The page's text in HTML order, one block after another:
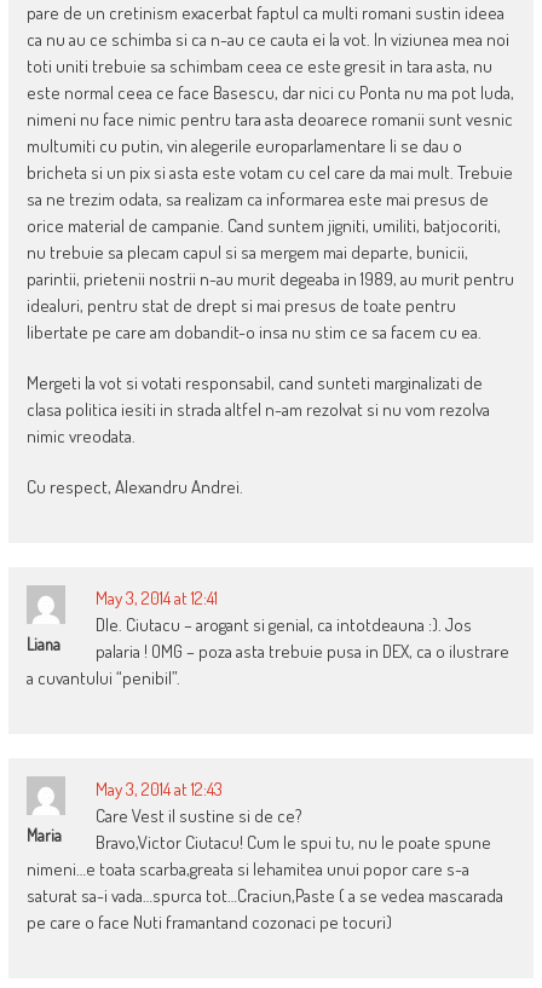
pare de un cretinism exacerbat faptul ca multi romani sustin ideea
ca nu au ce schimba si ca n-au ce cauta ei la vot. In viziunea mea noi
toti uniti trebuie sa schimbam ceea ce este gresit in tara asta, nu
este normal ceea ce face Basescu, dar nici cu Ponta nu ma pot luda,
nimeni nu face nimic pentru tara asta deoarece romanii sunt vesnic
multumiti cu putin, vin alegerile europarlamentare li se dau o
bricheta si un pix si asta este votam cu cel care da mai mult. Trebuie
sa ne trezim odata, sa realizam ca informarea este mai presus de
orice material de campanie. Cand suntem jigniti, umiliti, batjocoriti,
nu trebuie sa plecam capul si sa mergem mai departe, bunicii,
parintii, prietenii nostrii n-au murit degeaba in 1989, au murit pentru
idealuri, pentru stat de drept si mai presus de toate pentru
libertate pe care am dobandit-o insa nu stim ce sa facem cu ea.
Mergeti la vot si votati responsabil, cand sunteti marginalizati de
clasa politica iesiti in strada altfel n-am rezolvat si nu vom rezolva
nimic vreodata.
Cu respect, Alexandru Andrei.
Liana
May 3, 2014 at 12:41
Dle. Ciutacu – arogant si genial, ca intotdeauna :). Jos
palaria ! OMG – poza asta trebuie pusa in DEX, ca o ilustrare
a cuvantului “penibil”.
Maria
May 3, 2014 at 12:43
Care Vest il sustine si de ce?
Bravo,Victor Ciutacu! Cum le spui tu, nu le poate spune
nimeni…e toata scarba,greata si lehamitea unui popor care s-a
saturat sa-i vada…spurca tot…Craciun,Paste ( a se vedea mascarada
pe care o face Nuti framantand cozonaci pe tocuri)